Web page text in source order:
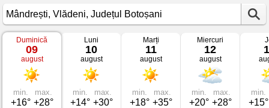
Vremea
Mândrești
Vlădeni,
Județul
Botoșani
Duminică
09
august
min.
+16°
max.
+28°
Luni
10
august
min.
+14°
max.
+30°
Marți
11
august
min.
+18°
max.
+35°
Miercuri
12
august
min.
+20°
max.
+28°
min.
+15°